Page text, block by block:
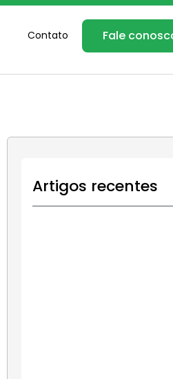
Contato Fale
Artigos recentes